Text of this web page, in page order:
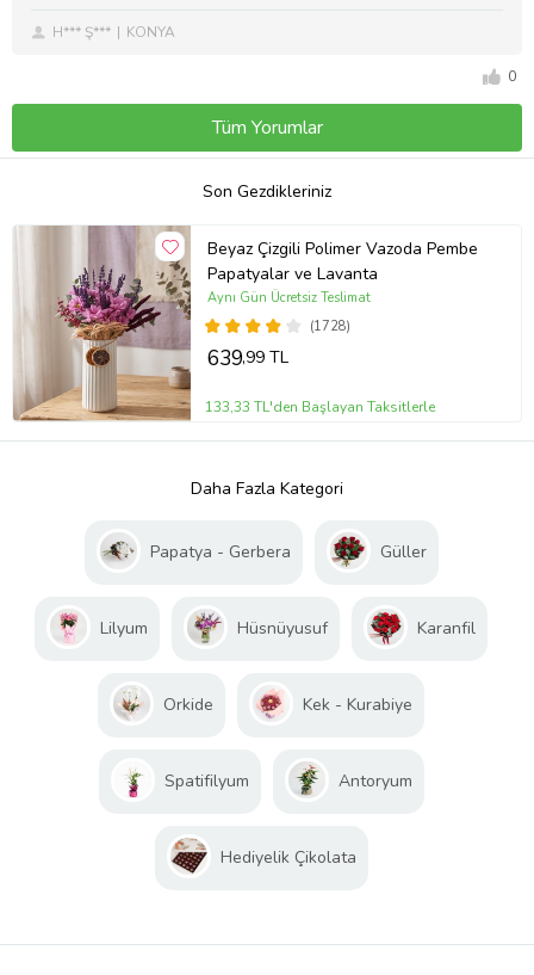
H*** Ş*** KONYA
0
Tüm Yorumlar
Son Gezdikleriniz
Beyaz Çizgili Polimer Vazoda Pembe
Papatyalar ve Lavanta
(1728)
Aynı Gün Ücretsiz Teslimat
639,99 TL
133,33 TL'den Başlayan Taksitlerle
Daha Fazla Kategori
Papatya - Gerbera Güller
Lilyum Hüsnüyusuf Karanfil
Orkide Kek - Kurabiye
Spatifilyum Antoryum
Hediyelik Çikolata